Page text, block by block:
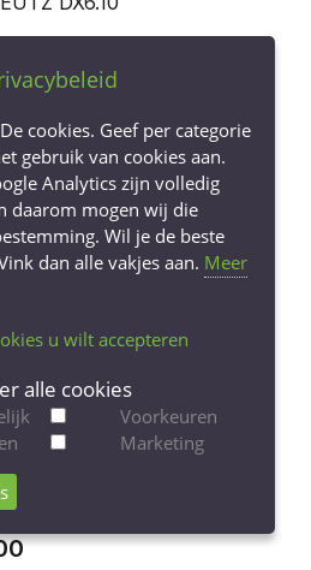
85-300-7
cookies. Geef per categorie
gebruik van cookies aan.
Analytics zijn volledig
daarom mogen wij die
Wil je de beste
dan alle vakjes aan. Meer
u wilt accepteren
alle cookies
Voorkeuren
Marketing